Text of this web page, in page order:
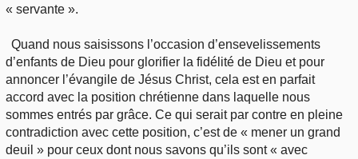
« servante ».
Quand nous saisissons l’occasion d’ensevelissements
d’enfants de Dieu pour glorifier la fidélité de Dieu et pour
annoncer l’évangile de Jésus Christ, cela est en parfait
accord avec la position chrétienne dans laquelle nous
sommes entrés par grâce. Ce qui serait par contre en pleine
contradiction avec cette position, c’est de « mener un grand
deuil » pour ceux dont nous savons qu’ils sont « avec